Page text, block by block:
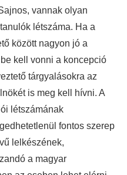
vannak olyan
létszáma. Ha a
között nagyon jó a
kell vonni a koncepció
tárgyalásokra az
is meg kell hívni. A
létszámának
fontos szerep
lelkészének,
a magyar